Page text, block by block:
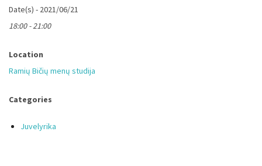
Date(s) - 2021/06/21
18:00 - 21:00
Location
Ramių Bičių menų studija
Categories
Juvelyrika